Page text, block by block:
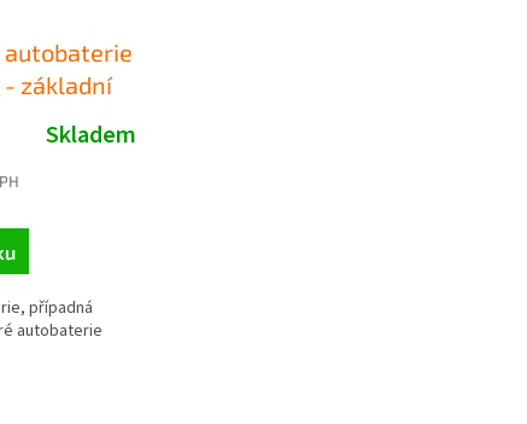
autobaterie
- základní
Skladem
případná
autobaterie